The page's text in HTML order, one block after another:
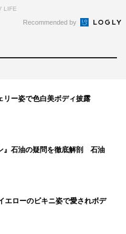
員会
LIFE
Recommended by
リー姿で色白美ボディ披露
』石油の疑問を徹底解剖 石油
エローのビキニ姿で愛されボデ